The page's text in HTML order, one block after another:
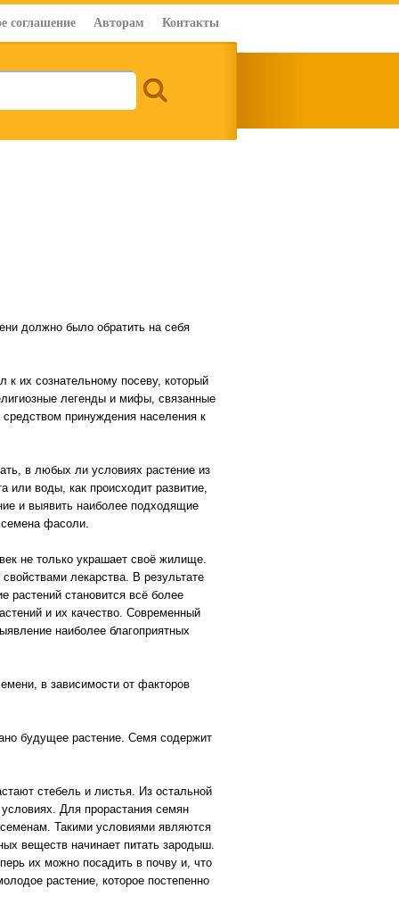
соглашение Авторам Контакты
должно было обратить на себя
их сознательному посеву, который
легенды и мифы, связанные
принуждения населения к
в любых ли условиях растение из
или воды, как происходит развитие,
и выявить наиболее подходящие
фасоли.
не только украшает своё жилище.
лекарства. В результате
растений становится всё более
и их качество. Современный
наиболее благоприятных
в зависимости от факторов
будущее растение. Семя содержит
стебель и листья. Из остальной
условиях. Для прорастания семян
Такими условиями являются
веществ начинает питать зародыш.
их можно посадить в почву и, что
растение, которое постепенно